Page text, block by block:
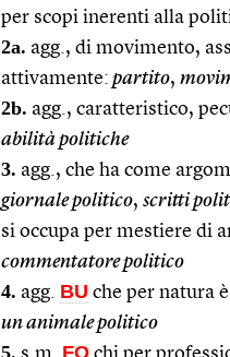
per scopi inerenti alla
2a. agg., di movimento,
attivamente: partito,
2b. agg., caratteristico,
abilità politiche
3. agg., che ha come
giornale politico, scritti
si occupa per mestiere di
commentatore politico
4. agg. BU che per natura
un animale politico
5. FO